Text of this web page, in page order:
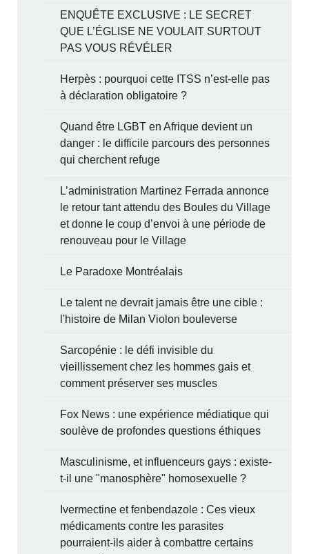
ENQUÊTE EXCLUSIVE : LE SECRET
QUE L’ÉGLISE NE VOULAIT SURTOUT
PAS VOUS RÉVÉLER
Herpès : pourquoi cette ITSS n’est-elle pas
à déclaration obligatoire ?
Quand être LGBT en Afrique devient un
danger : le difficile parcours des personnes
qui cherchent refuge
L’administration Martinez Ferrada annonce
le retour tant attendu des Boules du Village
et donne le coup d’envoi à une période de
renouveau pour le Village
Le Paradoxe Montréalais
Le talent ne devrait jamais être une cible :
l'histoire de Milan Violon bouleverse
Sarcopénie : le défi invisible du
vieillissement chez les hommes gais et
comment préserver ses muscles
Fox News : une expérience médiatique qui
soulève de profondes questions éthiques
Masculinisme, et influenceurs gays : existe-
t-il une "manosphère" homosexuelle ?
Ivermectine et fenbendazole : Ces vieux
médicaments contre les parasites
pourraient-ils aider à combattre certains